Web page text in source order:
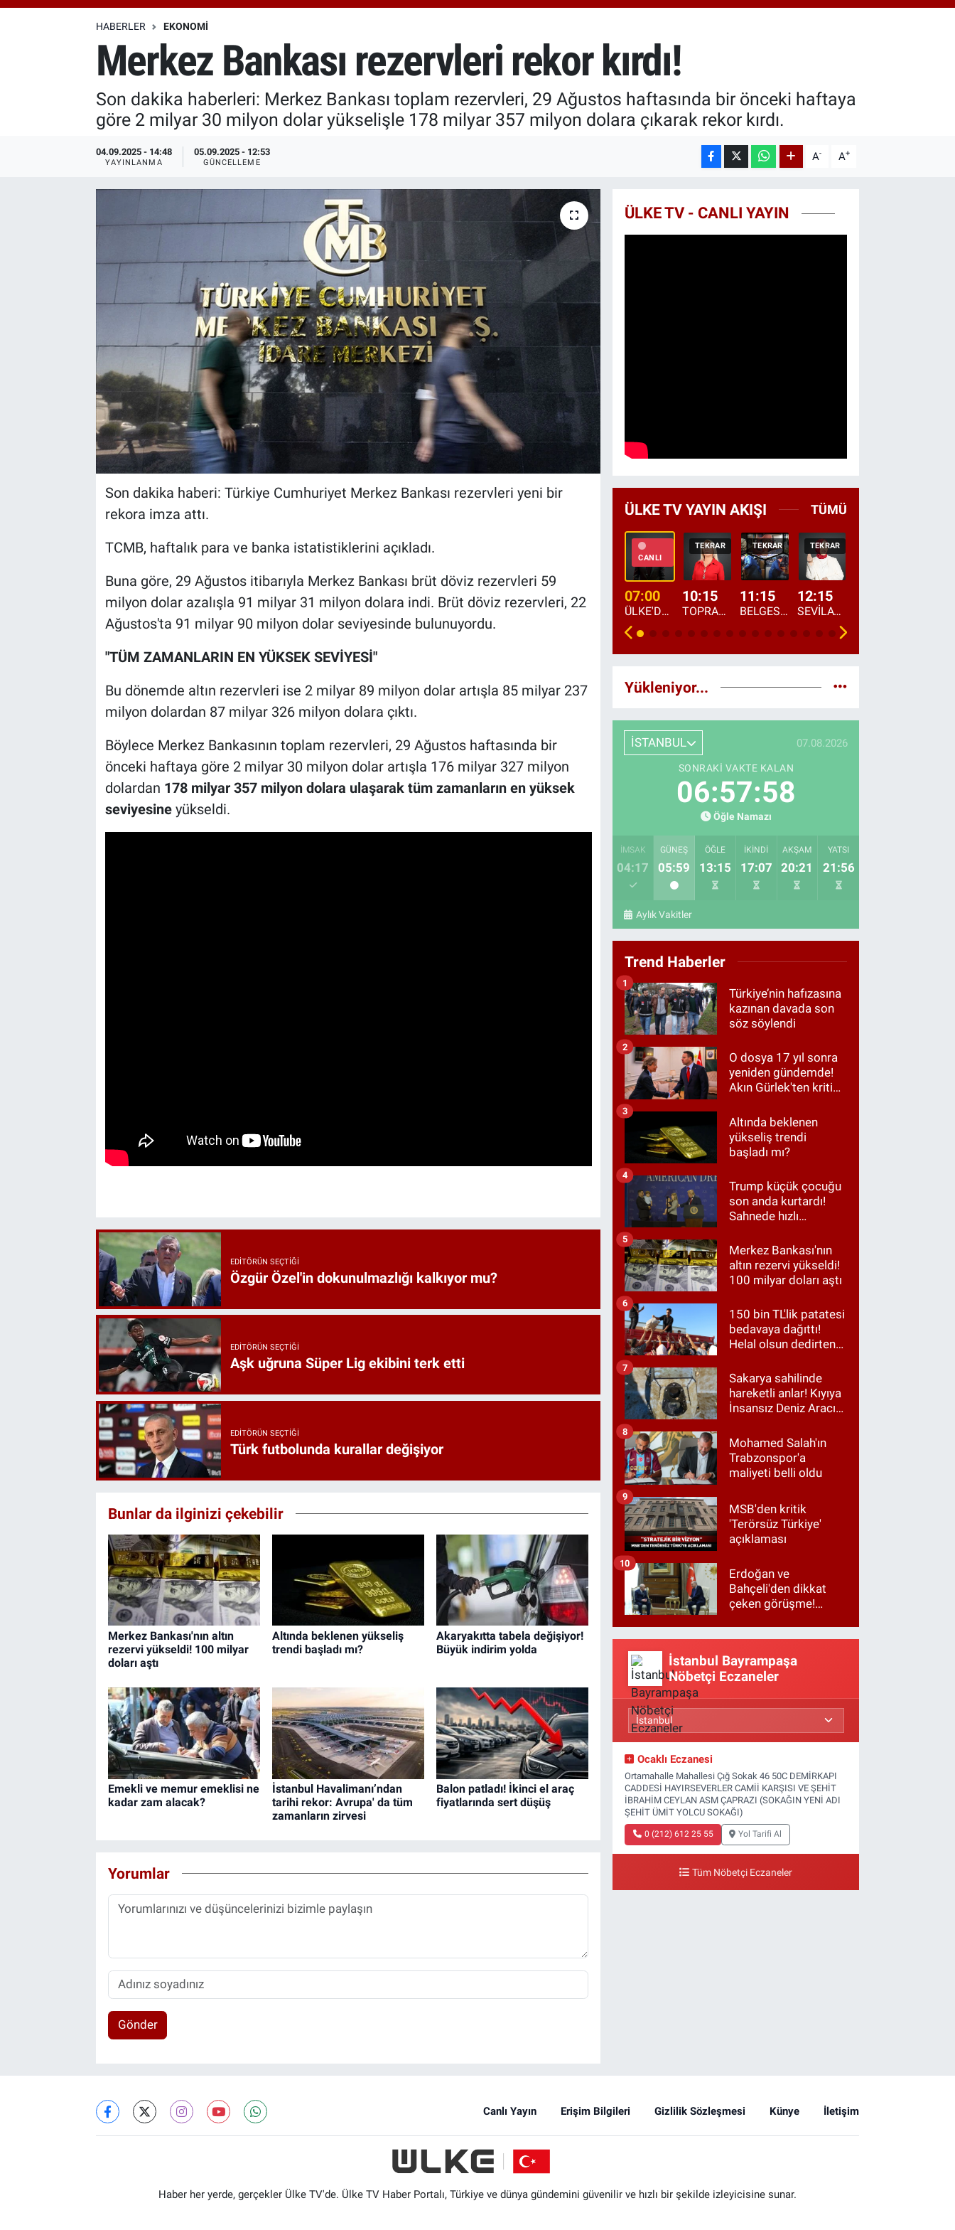
64.225,61
%-0.63
HABERLER EKONOMI
Merkez Bankası rezervleri rekor kırdı!
Son dakika haberleri: Merkez Bankası toplam rezervleri, 29 Ağustos haftasında bir önceki haftaya
göre 2 milyar 30 milyon dolar yükselişle 178 milyar 357 milyon dolara çıkarak rekor kırdı.
04.09.2025 - 14:48
YAYINLANMA
05.09.2025 - 12:53
GÜNCELLEME A- A+
Son dakika haberi: Türkiye Cumhuriyet Merkez Bankası rezervleri yeni bir
rekora imza attı.
TCMB, haftalık para ve banka istatistiklerini açıkladı.
Buna göre, 29 Ağustos itibarıyla Merkez Bankası brüt döviz rezervleri 59
milyon dolar azalışla 91 milyar 31 milyon dolara indi. Brüt döviz rezervleri, 22
Ağustos'ta 91 milyar 90 milyon dolar seviyesinde bulunuyordu.
"TÜM ZAMANLARIN EN YÜKSEK SEVİYESİ"
Bu dönemde altın rezervleri ise 2 milyar 89 milyon dolar artışla 85 milyar 237
milyon dolardan 87 milyar 326 milyon dolara çıktı.
Böylece Merkez Bankasının toplam rezervleri, 29 Ağustos haftasında bir
önceki haftaya göre 2 milyar 30 milyon dolar artışla 176 milyar 327 milyon
dolardan 178 milyar 357 milyon dolara ulaşarak tüm zamanların en yüksek
seviyesineyükseldi.
EDITÖRÜN SEÇTIĞI
Özgür Özel'in dokunulmazlığı kalkıyor mu?
EDITÖRÜN SEÇTIĞI
Aşk uğruna Süper Lig ekibini terk etti
EDITÖRÜN SEÇTIĞI
Türk futbolunda kurallar değişiyor
Bunlar da ilginizi çekebilir
Merkez Bankası'nın altın
rezervi yükseldi! 100 milyar
doları aştı
Altında beklenen yükseliş
trendi başladı mı?
Akaryakıtta tabela değişiyor!
Büyük indirim yolda
Emekli ve memur emeklisi ne
kadar zam alacak?
İstanbul Havalimanı’ndan
tarihi rekor: Avrupa' da tüm
zamanların zirvesi
Balon patladı! İkinci el araç
fiyatlarında sert düşüş
Yorumlar
Gönder
ÜLKE TV - CANLI YAYIN
ÜLKE TV YAYIN AKIŞI TÜMÜ
CANLI
07:00
ÜLKE'DE BU SABAH
TEKRAR
10:15
TOPRAKTAN SOFRAYA
TEKRAR
11:15
BELGESEL: "ÜLKE'NİN ALIN TERİ"
TEKRAR
12:15
SEVİLAY SUNGUR İLE ELİMİN BEREKETİ
Yükleniyor...
İSTANBUL 07.08.2026
SONRAKI VAKTE KALAN
06:57:57
Öğle Namazı
İMSAK
04:17
GÜNEŞ
05:59
ÖĞLE
13:15
İKINDI
17:07
AKŞAM
20:21
YATSI
21:56
Aylık Vakitler
Trend Haberler
Türkiye’nin hafızasına
kazınan davada son
söz söylendi
1
O dosya 17 yıl sonra
yeniden gündemde!
Akın Gürlek'ten kritik
2
Altında beklenen
yükseliş trendi
başladı mı?
3
Trump küçük çocuğu
son anda kurtardı!
Sahnede hızlı
4
Merkez Bankası'nın
altın rezervi yükseldi!
100 milyar doları aştı
5
150 bin TL'lik patatesi
bedavaya dağıttı!
Helal olsun dedirten
6
Sakarya sahilinde
hareketli anlar! Kıyıya
İnsansız Deniz Aracı
7
Mohamed Salah'ın
Trabzonspor'a
maliyeti belli oldu
8
MSB'den kritik
'Terörsüz Türkiye'
açıklaması
9
Erdoğan ve
Bahçeli'den dikkat
çeken görüşme!
10
İstanbul Bayrampaşa
Nöbetçi Eczaneler
Ocaklı Eczanesi
Ortamahalle Mahallesi Çığ Sokak 46 50C DEMİRKAPI
CADDESİ HAYIRSEVERLER CAMİİ KARŞISI VE ŞEHİT
İBRAHİM CEYLAN ASM ÇAPRAZI (SOKAĞIN YENİ ADI
ŞEHİT ÜMİT YOLCU SOKAĞI)
0 (212) 612 25 55 Yol Tarifi Al
Tüm Nöbetçi Eczaneler
Canlı Yayın Erişim Bilgileri Gizlilik Sözleşmesi Künye İletişim
Haber her yerde, gerçekler Ülke TV'de. Ülke TV Haber Portalı, Türkiye ve dünya gündemini güvenilir ve hızlı bir şekilde izleyicisine sunar.
Özel Haberler
Özel Haberler
Haber Arşivi